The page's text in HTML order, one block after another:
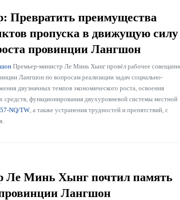
Превратить преимущества
пропуска в движущую силу
провинции Лангшон
Премьер-министр Ле Минь Хынг провёл рабочее
Лангшон по вопросам реализации задач социально-
двузначных темпов экономического роста, освоения
средств, функционирования двухуровневой системы местной
NQ/TW, а также устранения трудностей и препятствий, с
Ле Минь Хынг почтил память
Лангшон